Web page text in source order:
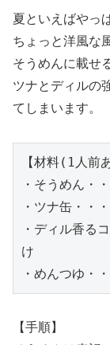
夏といえばやっ
ちょっと洋風な
そうめんに載せ
ツナとディルの
てしまいます。
【材料(1人前
・そうめん・
・ツナ缶・・
・ディル香る
け
・めんつゆ・
【手順】